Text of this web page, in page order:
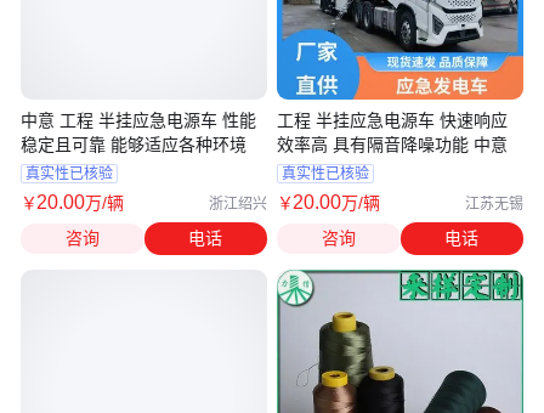
中意 工程 半挂应急电源车 性能
稳定且可靠 能够适应各种环境
真实性已核验
￥20.00万/辆 浙江绍兴
咨询 电话
工程 半挂应急电源车 快速响应
效率高 具有隔音降噪功能 中意
真实性已核验
￥20.00万/辆 江苏无锡
咨询 电话